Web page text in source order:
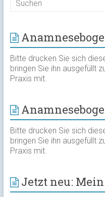
Bitte drucken Sie sich
bringen Sie ihn ausgefüllt
Praxis mit.
Bitte drucken Sie sich
bringen Sie ihn ausgefüllt
Praxis mit.
Jetzt neu: